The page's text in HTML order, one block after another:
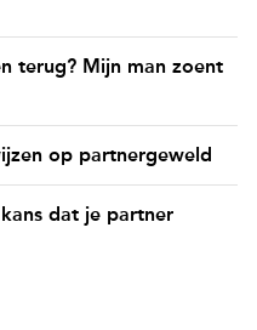
terug? Mijn man zoent
op partnergeweld
dat je partner